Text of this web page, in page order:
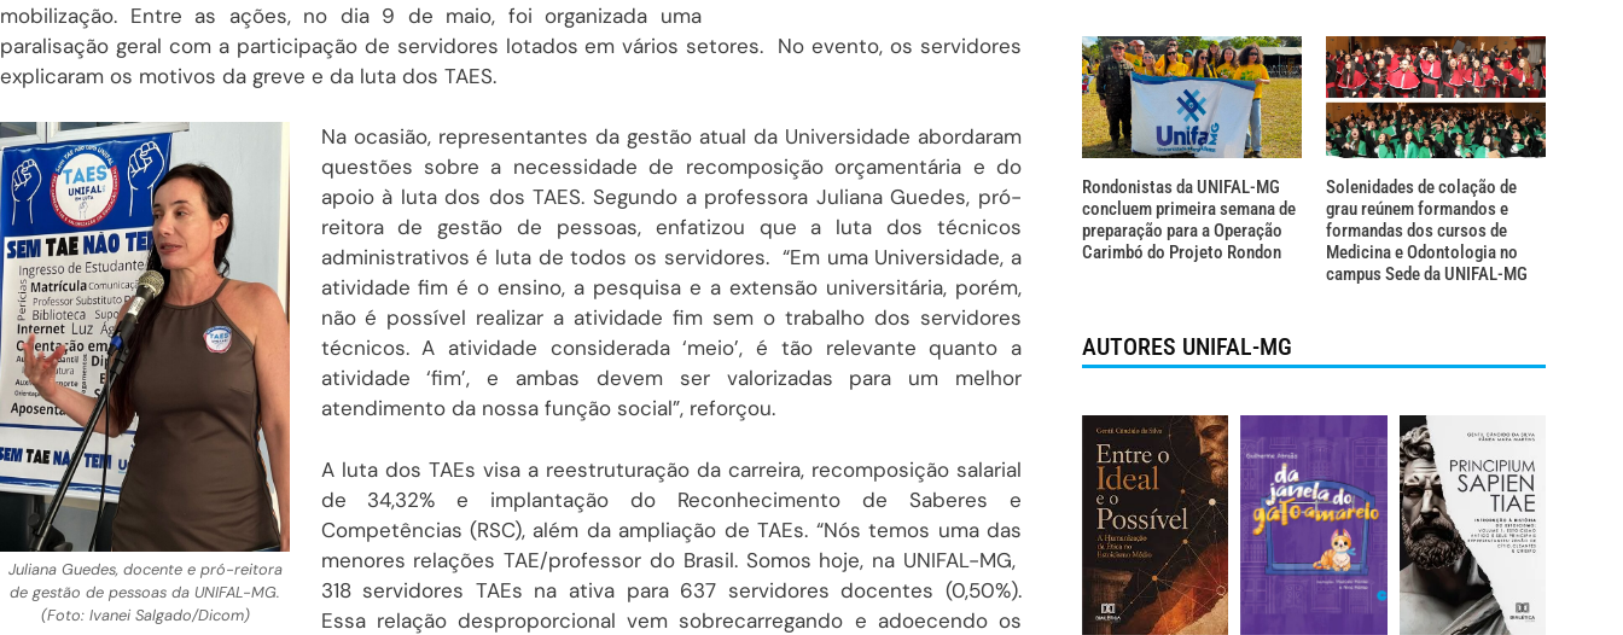
mobilização. Entre as ações, no dia 9 de maio, foi organizada uma
paralisação geral com a participação de servidores lotados em vários setores. No evento, os servidores
explicaram os motivos da greve e da luta dos TAES.
Juliana Guedes, docente e pró-reitora
de gestão de pessoas da UNIFAL-MG.
(Foto: Ivanei Salgado/Dicom)
Na ocasião, representantes da gestão atual da Universidade abordaram
questões sobre a necessidade de recomposição orçamentária e do
apoio à luta dos dos TAES. Segundo a professora Juliana Guedes, pró-
reitora de gestão de pessoas, enfatizou que a luta dos técnicos
administrativos é luta de todos os servidores. “Em uma Universidade, a
atividade fim é o ensino, a pesquisa e a extensão universitária, porém,
não é possível realizar a atividade fim sem o trabalho dos servidores
técnicos. A atividade considerada ‘meio’, é tão relevante quanto a
atividade ‘fim’, e ambas devem ser valorizadas para um melhor
atendimento da nossa função social”, reforçou.
A luta dos TAEs visa a reestruturação da carreira, recomposição salarial
de 34,32% e implantação do Reconhecimento de Saberes e
Competências (RSC), além da ampliação de TAEs. “Nós temos uma das
menores relações TAE/professor do Brasil. Somos hoje, na UNIFAL-MG,
318 servidores TAEs na ativa para 637 servidores docentes (0,50%).
Essa relação desproporcional vem sobrecarregando e adoecendo os
Rondonistas da UNIFAL-MG
concluem primeira semana de
preparação para a Operação
Carimbó do Projeto Rondon
Solenidades de colação de
grau reúnem formandos e
formandas dos cursos de
Medicina e Odontologia no
campus Sede da UNIFAL-MG
AUTORES UNIFAL-MG